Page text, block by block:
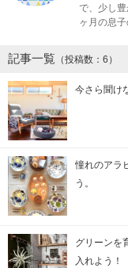
で、少し
ヶ月の息子
記事一覧 （投稿数：6）
今さら聞け
憧れのアラ
う。
グリーンを
入れよう！